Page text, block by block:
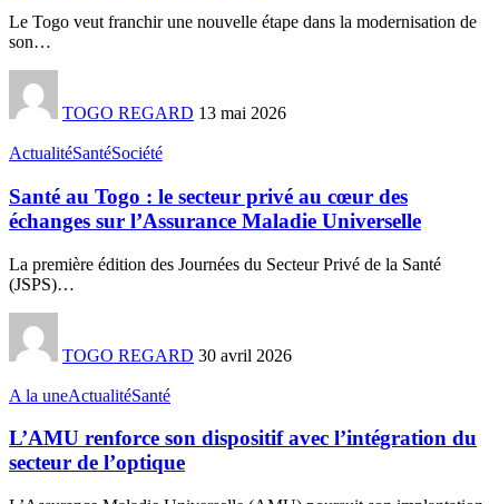
Le Togo veut franchir une nouvelle étape dans la modernisation de
son…
TOGO REGARD 13 mai 2026
ActualitéSantéSociété
Santé au Togo : le secteur privé au cœur des
échanges sur l’Assurance Maladie Universelle
La première édition des Journées du Secteur Privé de la Santé
(JSPS)…
TOGO REGARD 30 avril 2026
A la uneActualitéSanté
L’AMU renforce son dispositif avec l’intégration du
secteur de l’optique